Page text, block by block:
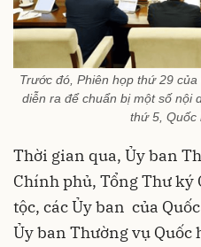
Trước đó, Phiên họp thứ 29
diễn ra để chuẩn bị một số nội
thứ 5, Quốc
Thời gian qua, Ủy ban
Chính phủ, Tổng Thư ký
tộc, các Ủy ban của
Ủy ban Thường vụ